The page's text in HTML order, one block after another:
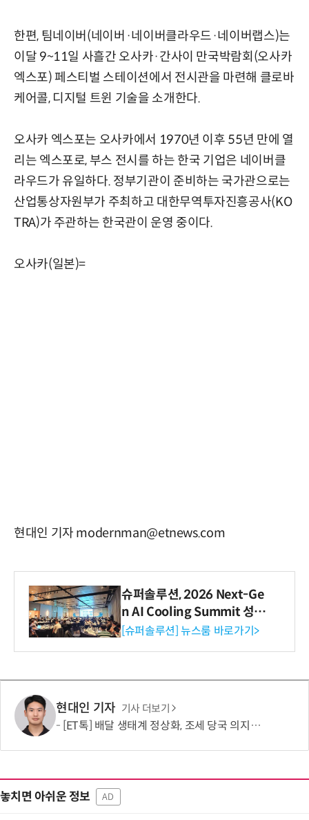
한편, 팀네이버(네이버·네이버클라우드·네이버랩스)는
이달 9~11일 사흘간 오사카·간사이 만국박람회(오사카
엑스포) 페스티벌 스테이션에서 전시관을 마련해 클로바
케어콜, 디지털 트윈 기술을 소개한다.
오사카 엑스포는 오사카에서 1970년 이후 55년 만에 열
리는 엑스포로, 부스 전시를 하는 한국 기업은 네이버클
라우드가 유일하다. 정부기관이 준비하는 국가관으로는
산업통상자원부가 주최하고 대한무역투자진흥공사(KO
TRA)가 주관하는 한국관이 운영 중이다.
오사카(일본)=
현대인 기자 modernman@etnews.com
슈퍼솔루션, 2026 Next-Ge
n AI Cooling Summit 성황
리 성료
[슈퍼솔루션] 뉴스룸 바로가기>
현대인 기자 기사 더보기
[ET톡] 배달 생태계 정상화, 조세 당국 의지에 달렸다
놓치면 아쉬운 정보 AD